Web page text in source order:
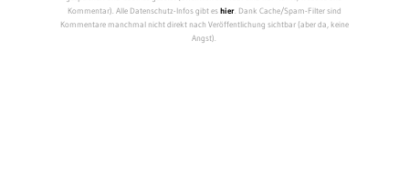
Kommentar). Alle Datenschutz-Infos gibt eshier. Dank Cache/Spam-Filter sind
Kommentare manchmal nicht direkt nach Veröffentlichung sichtbar (aber da, keine
Angst).